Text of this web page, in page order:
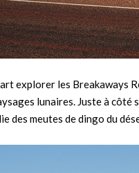
explorer les Breakaways
lunaires. Juste à
des meutes de dingo du